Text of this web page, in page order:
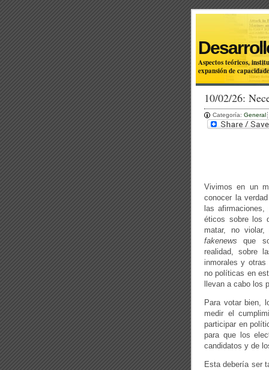
Aspectos teóricos,
expansión de
10/02/26:
Categoría: General
Vivimos en un
conocer la
las
éticos sobre los
matar, no
fakenews que
realidad, sobre
inmorales y
no políticas en
llevan a cabo los
Para votar bien,
medir el
participar en
para que los
candidatos y de
Esta debería ser